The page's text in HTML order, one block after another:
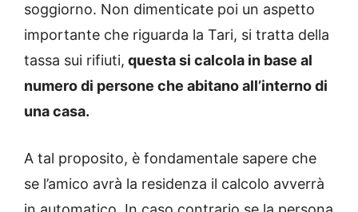
soggiorno. Non dimenticate poi un aspetto
importante che riguarda la Tari, si tratta della
tassa sui rifiuti, questa si calcola in base al
numero di persone che abitano all’interno di
una casa.
A tal proposito, è fondamentale sapere che
se l’amico avrà la residenza il calcolo avverrà